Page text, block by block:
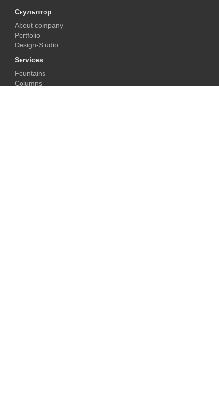
Скульптор
About company
Portfolio
Design-Studio
Services
Fountains
Columns